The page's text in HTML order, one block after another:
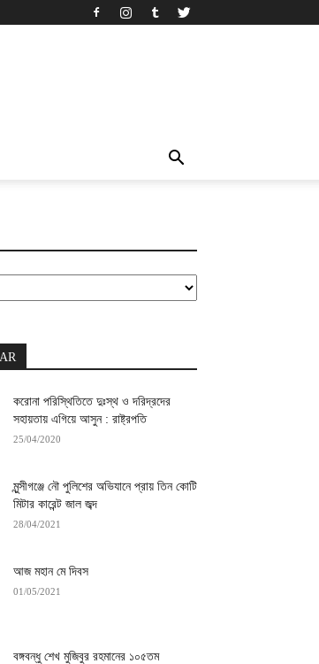
করোনা পরিস্থিতিতে দুঃস্থ ও দরিদ্রদের
সহায়তায় এগিয়ে আসুন : রাষ্ট্রপতি
25/04/2020
মুন্সীগঞ্জে নৌ পুলিশের অভিযানে প্রায় তিন কোটি
মিটার কারেন্ট জাল জব্দ
28/04/2021
আজ মহান মে দিবস
01/05/2021
বঙ্গবন্ধু শেখ মুজিবুর রহমানের ১০৫তম